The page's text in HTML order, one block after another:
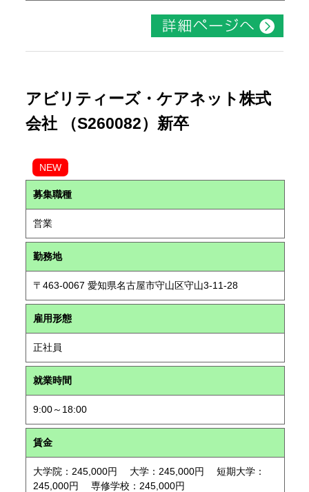
アビリティーズ・ケアネット株式
会社 （S260082）新卒
NEW
募集職種
営業
勤務地
〒463-0067 愛知県名古屋市守山区守山3-11-28
雇用形態
正社員
就業時間
9:00～18:00
賃金
大学院：245,000円 大学：245,000円 短期大学：
245,000円 専修学校：245,000円